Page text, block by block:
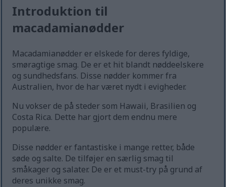
Introduktion til
macadamianødder
Macadamianødder er elskede for deres fyldige,
smøragtige smag. De er et hit blandt nøddeelskere
og sundhedsfans. Disse nødder kommer fra
Australien, hvor de har været nydt i evigheder.
Nu vokser de på steder som Hawaii, Brasilien og
Costa Rica. Dette har gjort dem endnu mere
populære.
Disse nødder er fantastiske i mange retter, både
søde og salte. De tilføjer en særlig smag til
småkager og salater. De er et must-try på grund af
deres unikke smag.